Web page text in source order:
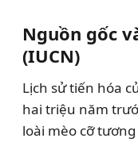
Nguồn gốc
(IUCN)
Lịch sử tiến hóa
hai triệu năm
loài mèo cỡ